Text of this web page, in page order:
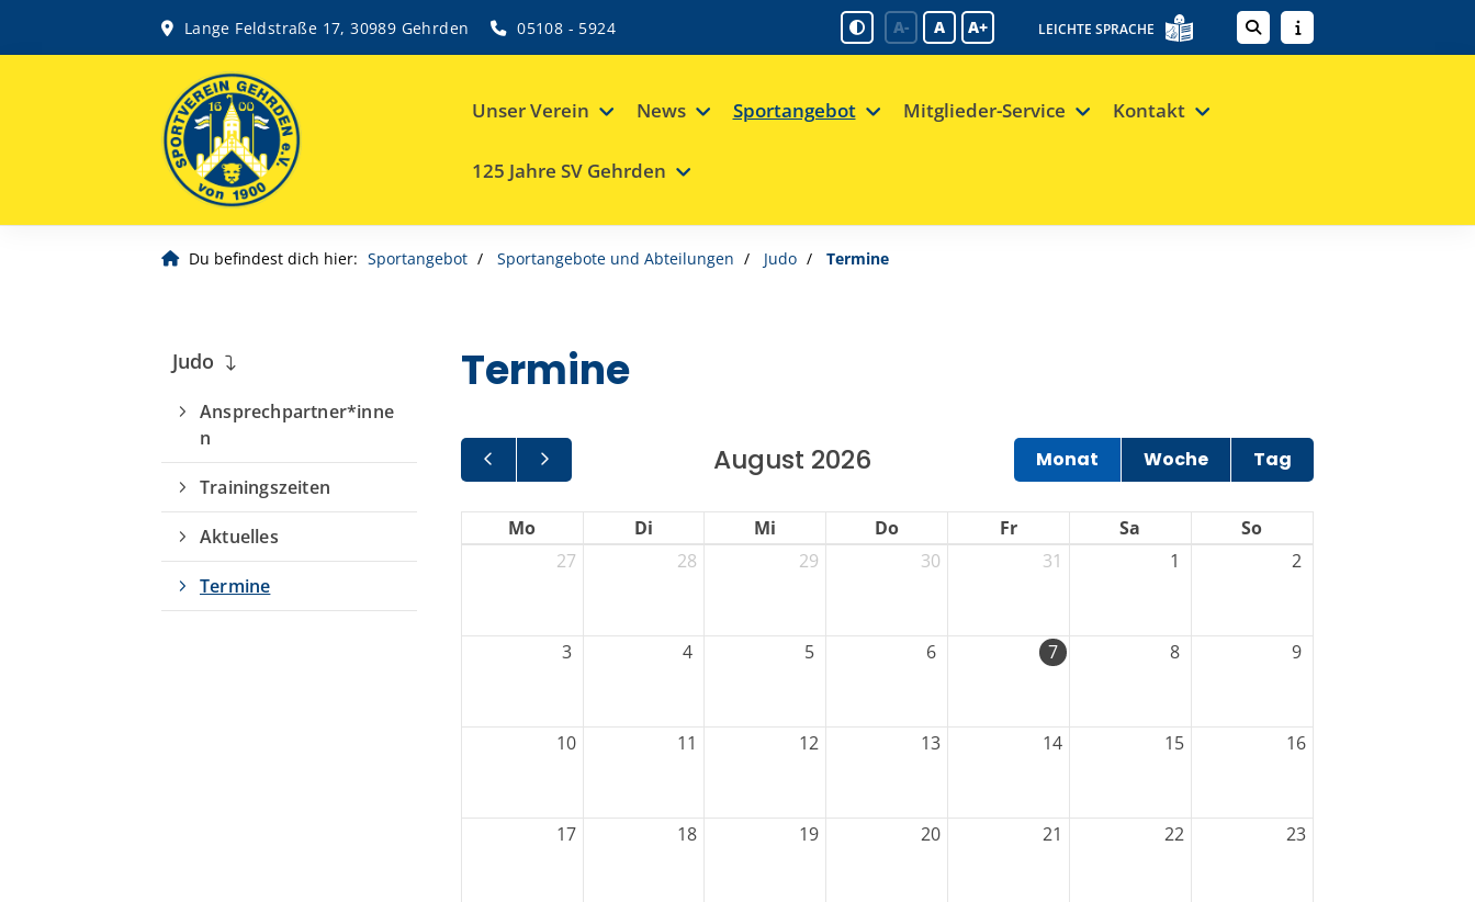
Lange Feldstraße 17, 30989 Gehrden 05108 - 5924 A- A A+ LEICHTE SPRACHE
Unser Verein News Sportangebot Mitglieder-Service Kontakt
125 Jahre SV Gehrden
Du befindest dich hier: Sportangebot Sportangebote und Abteilungen Judo Termine
Termine
August 2026 Monat Woche Tag
Mo Di Mi Do Fr Sa
So
27
28 29 30 31 1 2
3 4 5 6 7 8 9
10 11 12 13 14 15 16
17 18 19 20 21 22 23
Judo
Ansprechpartner*inne
n
Trainingszeiten
Aktuelles
Termine
Mitglieder-Service
Termine
Geschäftsstelle
30989 Gehrden